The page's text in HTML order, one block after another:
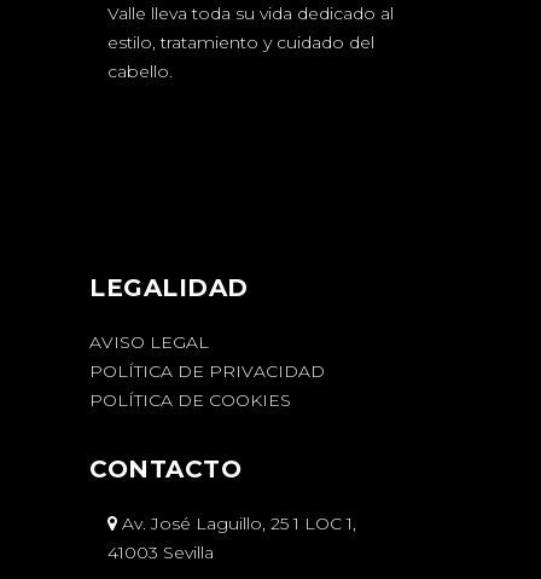
Valle lleva toda su vida dedicado al
estilo, tratamiento y cuidado del
cabello.
LEGALIDAD
AVISO LEGAL
POLÍTICA DE PRIVACIDAD
POLÍTICA DE COOKIES
CONTACTO
Av. José Laguillo, 25 1 LOC 1,
41003 Sevilla